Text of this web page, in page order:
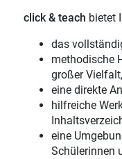
click & teach bietet
das
methodische
großer Vielfalt,
eine direkte
hilfreiche
eine
Schülerinnen